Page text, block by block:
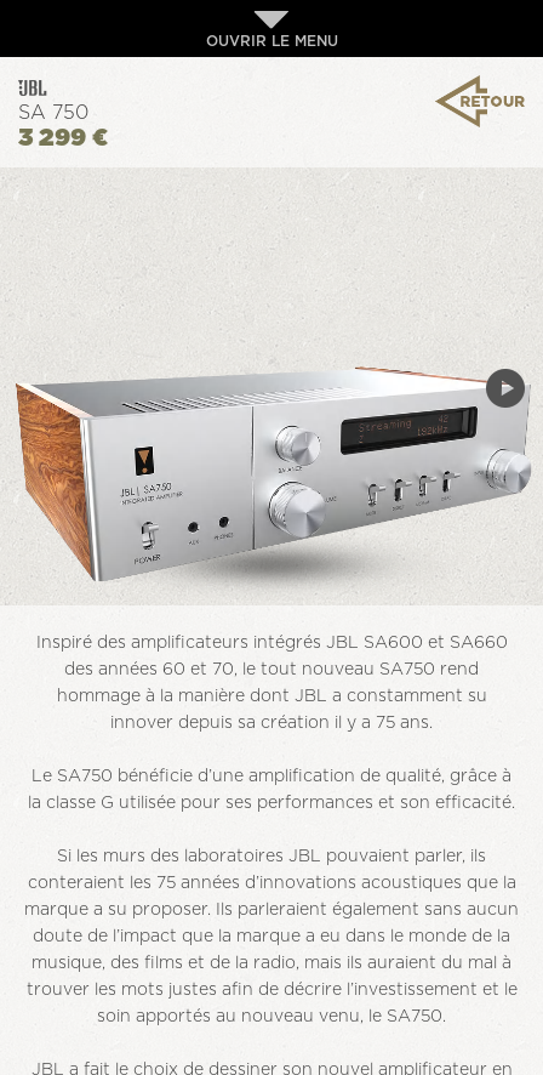
OUVRIR LE MENU
SA 750
3 299 €
Inspiré des amplificateurs intégrés JBL SA600 et SA660
des années 60 et 70, le tout nouveau SA750 rend
hommage à la manière dont JBL a constamment su
innover depuis sa création il y a 75 ans.
Le SA750 bénéficie d’une amplification de qualité, grâce à
la classe G utilisée pour ses performances et son efficacité.
Si les murs des laboratoires JBL pouvaient parler, ils
conteraient les 75 années d’innovations acoustiques que la
marque a su proposer. Ils parleraient également sans aucun
doute de l’impact que la marque a eu dans le monde de la
musique, des films et de la radio, mais ils auraient du mal à
trouver les mots justes afin de décrire l’investissement et le
soin apportés au nouveau venu, le SA750.
JBL a fait le choix de dessiner son nouvel amplificateur en